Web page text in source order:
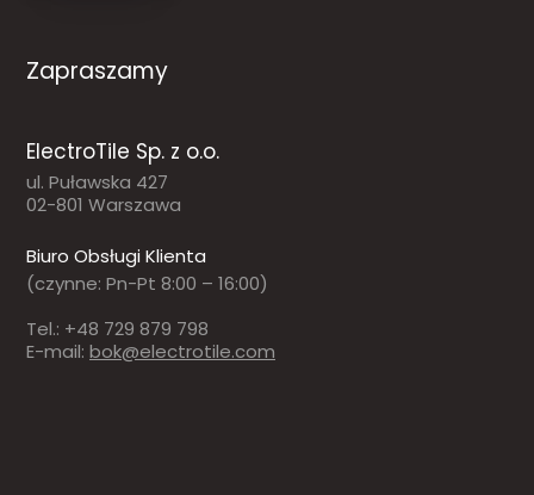
Zapraszamy
ElectroTile Sp. z o.o.
ul. Puławska 427
02-801 Warszawa
Biuro Obsługi Klienta
(czynne: Pn-Pt 8:00 – 16:00)
Tel.: +48 729 879 798
E-mail: bok@electrotile.com